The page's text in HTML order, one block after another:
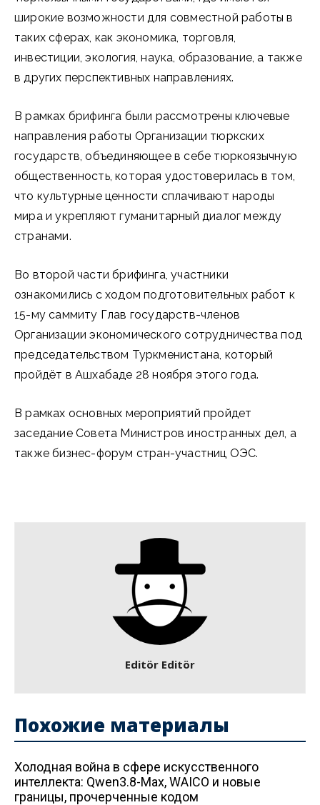
широкие возможности для совместной работы в
таких сферах, как экономика, торговля,
инвестиции, экология, наука, образование, а также
в других перспективных направлениях.
В рамках брифинга были рассмотрены ключевые
направления работы Организации тюркских
государств, объединяющее в себе тюркоязычную
общественность, которая удостоверилась в том,
что культурные ценности сплачивают народы
мира и укрепляют гуманитарный диалог между
странами.
Во второй части брифинга, участники
ознакомились с ходом подготовительных работ к
15-му саммиту Глав государств-членов
Организации экономического сотрудничества под
председательством Туркменистана, который
пройдёт в Ашхабаде 28 ноября этого года.
В рамках основных мероприятий пройдет
заседание Совета Министров иностранных дел, а
также бизнес-форум стран-участниц ОЭС.
Editör Editör
Похожие материалы
Холодная война в сфере искусственного
интеллекта: Qwen3.8-Max, WAICO и новые
границы, прочерченные кодом